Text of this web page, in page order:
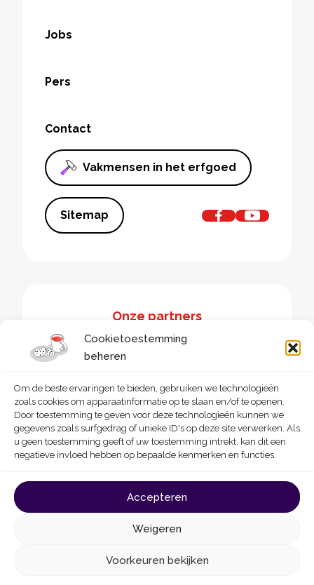
Cookietoestemming
beheren
Om de beste ervaringen te bieden, gebruiken we technologieën
zoals cookies om apparaatinformatie op te slaan en/of te openen.
Door toestemming te geven voor deze technologieën kunnen we
gegevens zoals surfgedrag of unieke ID's op deze site verwerken. Als
u geen toestemming geeft of uw toestemming intrekt, kan dit een
negatieve invloed hebben op bepaalde kenmerken en functies.
Accepteren
Weigeren
Voorkeuren bekijken
Jobs
Pers
Contact
Vakmensen in het erfgoed
Sitemap
Onze partners
love
Privacybeleid